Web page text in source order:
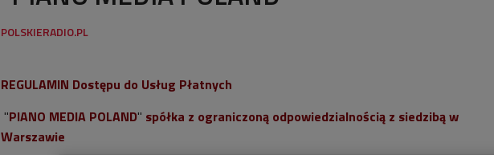
REGULAMIN Dostępu do Usług Płatnych
"PIANO MEDIA POLAND" spółka z ograniczoną odpowiedzialnością z siedzibą w
Warszawie